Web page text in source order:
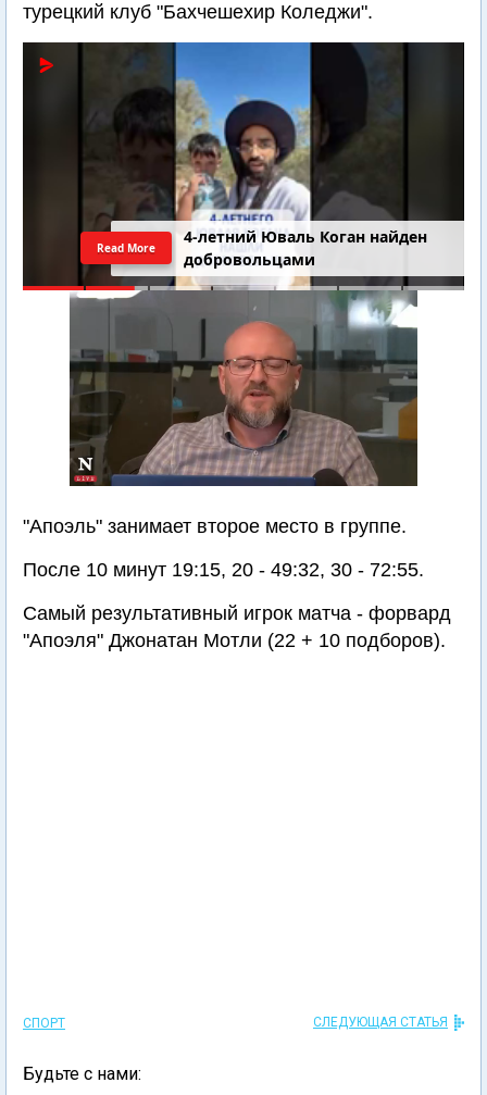
турецкий клуб "Бахчешехир Коледжи".
4-летний Юваль Коган найден
добровольцами
Read More
"Апоэль" занимает второе место в группе.
После 10 минут 19:15, 20 - 49:32, 30 - 72:55.
Самый результативный игрок матча - форвард
"Апоэля" Джонатан Мотли (22 + 10 подборов).
СПОРТ СЛЕДУЮЩАЯ СТАТЬЯ
Будьте с нами: